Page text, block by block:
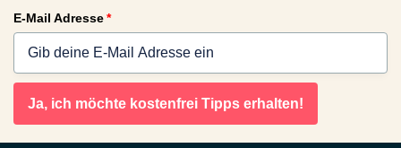
E-Mail Adresse*
Ja, ich möchte kostenfrei Tipps erhalten!